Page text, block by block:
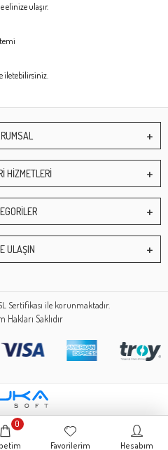
elinize ulaşır.
iletebilirsiniz.
HİZMETLERİ
ULAŞIN
Sertifikası ile korunmaktadır.
Hakları Saklıdır
0
Favorilerim Hesabım